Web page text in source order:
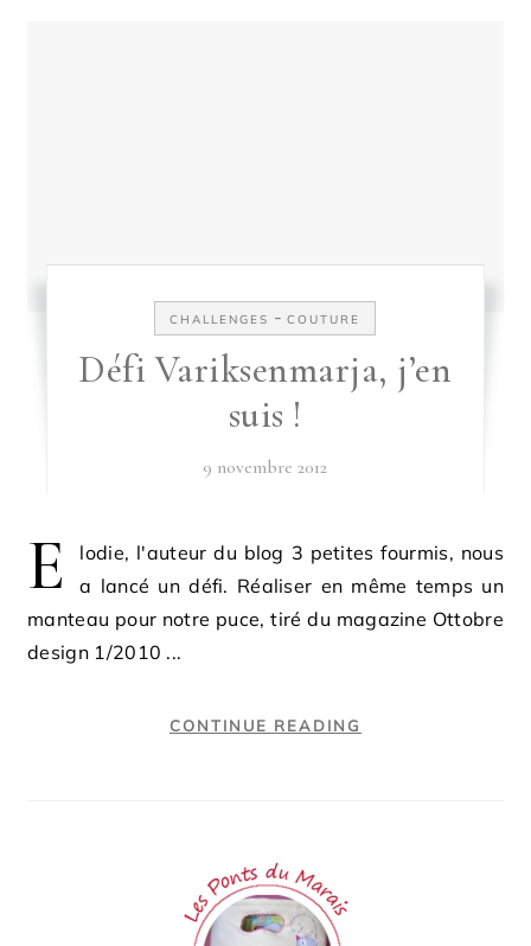
CHALLENGES -COUTURE
Défi Variksenmarja, j’en
suis !
9 novembre 2012
E
lodie, l'auteur du blog 3 petites fourmis, nous
a lancé un défi. Réaliser en même temps un
manteau pour notre puce, tiré du magazine Ottobre
design 1/2010 ...
CONTINUE READING